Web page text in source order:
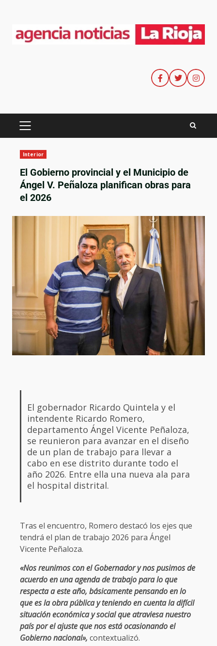
Interior
El Gobierno provincial y el Municipio de
Ángel V. Peñaloza planifican obras para
el 2026
El gobernador Ricardo Quintela y el
intendente Ricardo Romero,
departamento Ángel Vicente Peñaloza,
se reunieron para avanzar en el diseño
de un plan de trabajo para llevar a
cabo en ese distrito durante todo el
año 2026. Entre ella una nueva ala para
el hospital distrital.
Tras el encuentro, Romero destacó los ejes que
tendrá el plan de trabajo 2026 para Ángel
Vicente Peñaloza.
«Nos reunimos con el Gobernador y nos pusimos de
acuerdo en una agenda de trabajo para lo que
respecta a este año, básicamente pensando en lo
que es la obra pública y teniendo en cuenta la difícil
situación económica y social que atraviesa nuestro
país por el ajuste que nos está ocasionando el
Gobierno nacional», contextualizó.